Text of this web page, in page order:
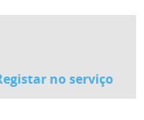
no serviço